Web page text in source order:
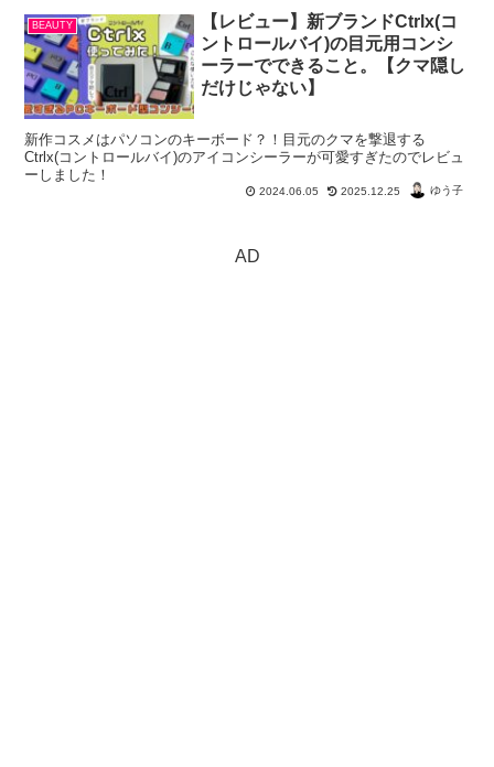
BEAUTY
【レビュー】新ブランドCtrlx(コ
ントロールバイ)の目元用コンシ
ーラーでできること。【クマ隠し
だけじゃない】
新作コスメはパソコンのキーボード？！目元のクマを撃退する
Ctrlx(コントロールバイ)のアイコンシーラーが可愛すぎたのでレビュ
ーしました！
2024.06.05 2025.12.25 ゆう子
AD